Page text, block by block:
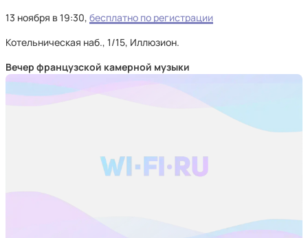
13 ноября в 19:30, бесплатно по регистрации
Котельническая наб., 1/15, Иллюзион.
Вечер французской камерной музыки